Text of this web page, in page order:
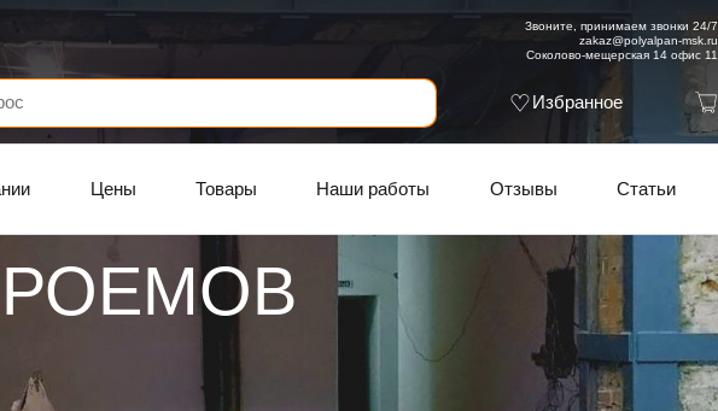
Звоните, принимаем звонки 24/7
zakaz@polyalpan-msk.ru
Соколово-мещерская 14 офис 11
Избранное
Цены Товары Наши работы Отзывы Статьи